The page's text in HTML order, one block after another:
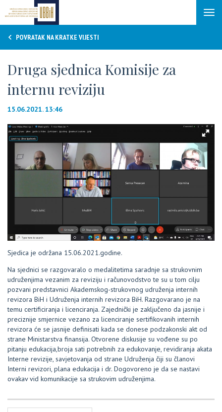
POVRATAK NA KRATKE VIJESTI
Druga sjednica Komisije za
internu reviziju
15.06.2021. 13:46
Sjedica je održana 15.06.2021.godine.
Na sjednici se razgovaralo o medalitetima saradnje sa strukovnim
udruženjima vezanim za reviziju i računovodstvo te su u tom cilju
pozvani predstavnici Akademskog-strukovnog udruženja internih
revizora BiH i Udruženja internih revizora BiH. Razgovarano je na
temu certificiranja i licenciranja. Zajednički je zaključeno da jasnije i
preciznije smjernice vezano za licenciranje sertifikovanih internih
revizora će se jasnije definisati kada se donese podzakonski akt od
strane Ministarstva finansija. Otvorene diskusije su vođene su po
pitanju edukacija,broja sati potrebnih za edukovanje, revidiranja akata
Interne revizije, savjetovanja od strane Udruženja čiji su članovi
Interni revizori, plana edukacija i dr. Dogovoreno je da se nastavi
ovakav vid komunikacije sa strukovim udruženjima.